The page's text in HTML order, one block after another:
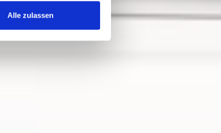
Alle zulassen